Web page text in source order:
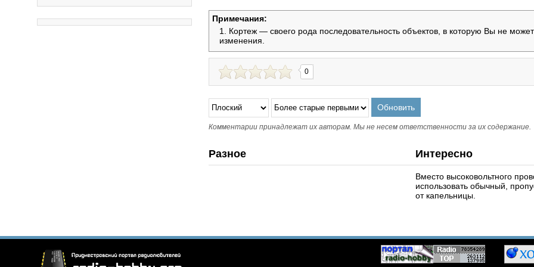
Примечания:
Кортеж — своего рода последовательность объектов, в которую Вы не
изменения.
0
Комментарии принадлежат их авторам. Мы не несем ответственности за их содержание.
Разное Интересно
Вместо высоковольтного
использовать обычный,
от капельницы.